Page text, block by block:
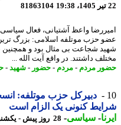
81863104
واعظ آشتیانی، فعال سیاسی
حزب موتلفه اسلامی: بزرگ ترین
شجاعت بی مثال بود و همچنین
داشتند. در واقع آیت الله ...
مردم- مردم- حضور-شهید-حزب
دبیرکل حزب موتلفه:
کنونی یک الزام است
-سیاسی-28 روز پیش - یکشنبه 21 تیر 1405، 12:00